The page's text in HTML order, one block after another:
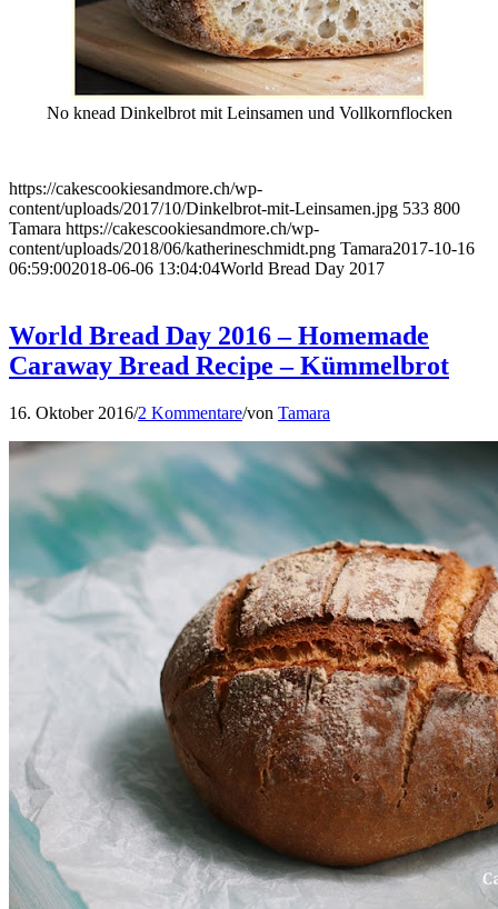
No knead Dinkelbrot mit Leinsamen und Vollkornflocken
https://cakescookiesandmore.ch/wp-
content/uploads/2017/10/Dinkelbrot-mit-Leinsamen.jpg 533 800
Tamara https://cakescookiesandmore.ch/wp-
content/uploads/2018/06/katherineschmidt.png Tamara2017-10-16
06:59:002018-06-06 13:04:04World Bread Day 2017
World Bread Day 2016 – Homemade
Caraway Bread Recipe – Kümmelbrot
16. Oktober 2016/2 Kommentare/von Tamara